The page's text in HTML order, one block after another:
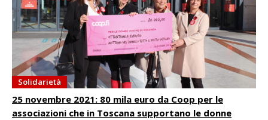
Solidarietà
25 novembre 2021: 80 mila euro da Coop per le
associazioni che in Toscana supportano le donne